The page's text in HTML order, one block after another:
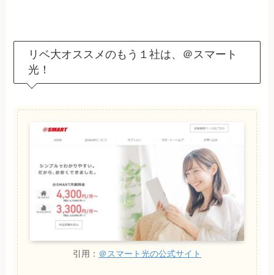
リベ大オススメのもう１社は、＠スマート
光！
引用： ＠スマート光の公式サイト